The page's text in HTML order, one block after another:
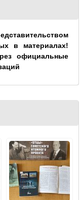
в материалах!
официальные